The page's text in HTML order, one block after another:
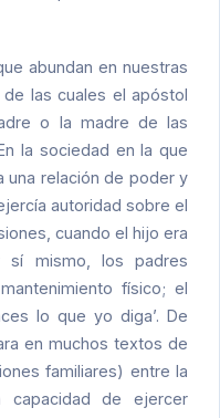
abundan en nuestras
las cuales el apóstol
o la madre de las
la sociedad en la que
una relación de poder y
autoridad sobre el
cuando el hijo era
sí mismo, los padres
físico; el
lo que yo diga’. De
en muchos textos de
familiares) entre la
capacidad de ejercer